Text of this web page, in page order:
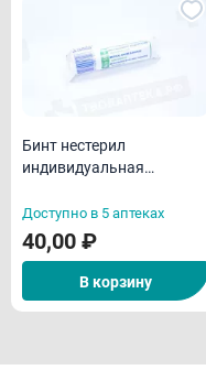
Бинт нестерил
индивидуальная
Доступно в 5 аптеках
40,00 ₽
В корзину